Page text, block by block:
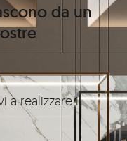
da un
a realizzare il